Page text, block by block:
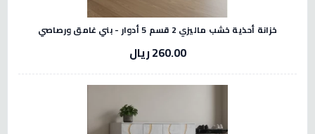
خزانة أحذية خشب ماليزي 2 قسم 5 أدوار - بني غامق ورصاصي
260.00 ريال